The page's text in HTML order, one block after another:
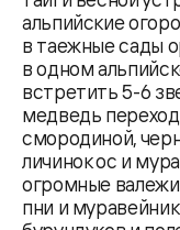
альпийские
в таежные сады
в одном
встретить 5-6
медведь
смородиной,
личинок ос и
огромные
пни и